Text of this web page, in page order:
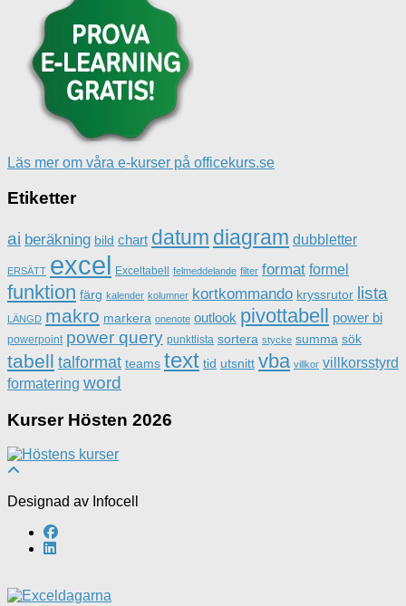
Läs mer om våra e-kurser på officekurs.se
Etiketter
ai beräkning bild chart datum diagram dubbletter
ERSÄTT excel Exceltabell felmeddelande filter format formel
funktion färg kalender kolumner kortkommando kryssrutor lista
LÄNGD makro markera onenote outlook pivottabell power bi
powerpoint power query punktlista sortera stycke summa sök
tabell talformat teams text tid utsnitt vba villkor villkorsstyrd
formatering word
Kurser Hösten 2026
Designad av Infocell